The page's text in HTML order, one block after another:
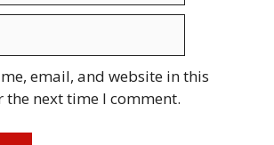
email, and website in this
the next time I comment.